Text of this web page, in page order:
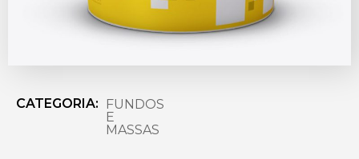
CATEGORIA: FUNDOS
E
MASSAS